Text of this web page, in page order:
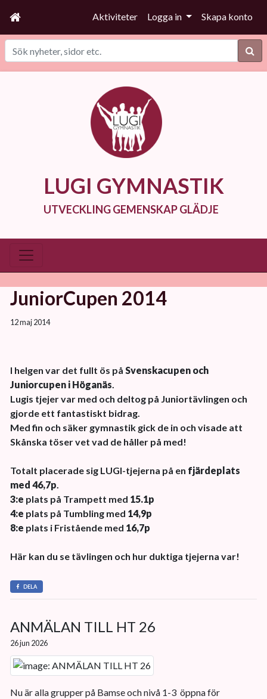
Aktiviteter Logga in Skapa konto
Sök
LUGI GYMNASTIK
UTVECKLING GEMENSKAP GLÄDJE
JuniorCupen 2014
12 maj 2014
I helgen var det fullt ös på Svenskacupen och
Juniorcupen i Höganäs
Lugis tjejer var med och deltog på Juniortävlingen och
gjorde ett fantastiskt bidrag.
Med fin och säker gymnastik gick de in och visade att
Skånska töser vet vad de håller på med!
Totalt placerade sig LUGI-tjejerna på en fjärdeplats
med 46,7p
3:e plats på Trampett med 15.1p
4:e plats på Tumbling med 14,9p
8:e plats i Fristående med 16,7p
Här kan du se tävlingen och hur duktiga tjejerna var!
DELA
ANMÄLAN TILL HT 26
26 jun 2026
Nu är alla grupper på Bamse och nivå 1-3 öppna för